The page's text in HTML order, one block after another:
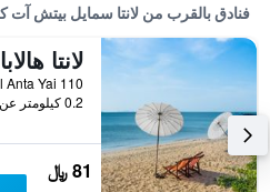
فنادق بالقرب من لانتا سمايل بيتش آت
0.2 كيلومتر عن وسط المدينة
81 ﷼